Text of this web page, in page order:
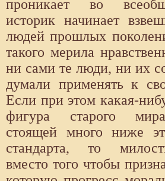
проникает во
историк начинает
людей прошлых
такого мерила
ни сами те люди, ни их
думали применять к
Если при этом какая-
фигура старого
стоящей много ниже
стандарта, то
вместо того чтобы